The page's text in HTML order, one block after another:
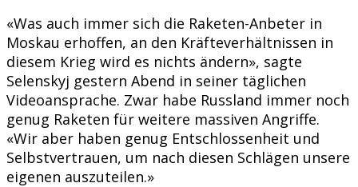
«Was auch immer sich die Raketen-Anbeter in
Moskau erhoffen, an den Kräfteverhältnissen in
diesem Krieg wird es nichts ändern», sagte
Selenskyj gestern Abend in seiner täglichen
Videoansprache. Zwar habe Russland immer noch
genug Raketen für weitere massiven Angriffe.
«Wir aber haben genug Entschlossenheit und
Selbstvertrauen, um nach diesen Schlägen unsere
eigenen auszuteilen.»